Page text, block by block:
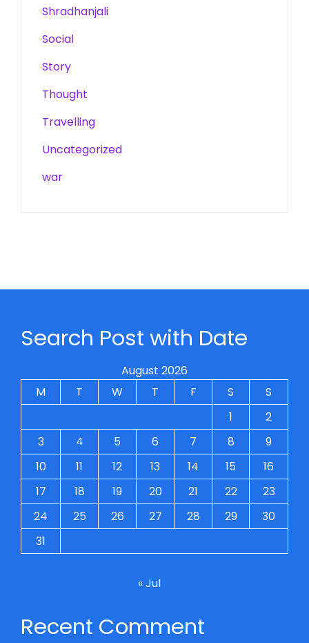
Shradhanjali
Social
Story
Thought
Travelling
Uncategorized
war
Search Post with Date
August 2026
M
T W T F S
S
1
2
3
4 5 6 7 8
9
10
11 12 13 14 15
16
17
18 19 20 21 22
23
24
25 26 27 28 29
30
31
« Jul
Recent Comment